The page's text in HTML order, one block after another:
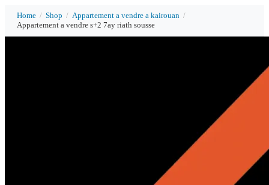
Home / Shop / Appartement a vendre a kairouan /
Appartement a vendre s+2 7ay riath sousse